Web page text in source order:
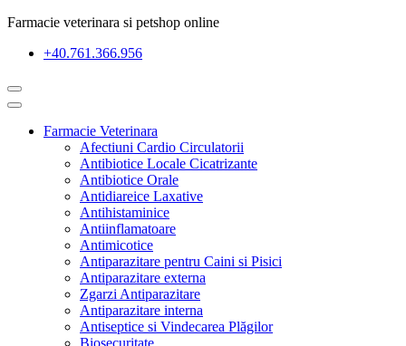
Farmacie veterinara si petshop online
+40.761.366.956
Farmacie Veterinara
Afectiuni Cardio Circulatorii
Antibiotice Locale Cicatrizante
Antibiotice Orale
Antidiareice Laxative
Antihistaminice
Antiinflamatoare
Antimicotice
Antiparazitare pentru Caini si Pisici
Antiparazitare externa
Zgarzi Antiparazitare
Antiparazitare interna
Antiseptice si Vindecarea Plăgilor
Biosecuritate